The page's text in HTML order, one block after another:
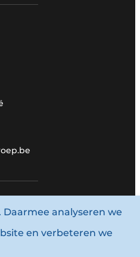
analyseren we
en verbeteren we